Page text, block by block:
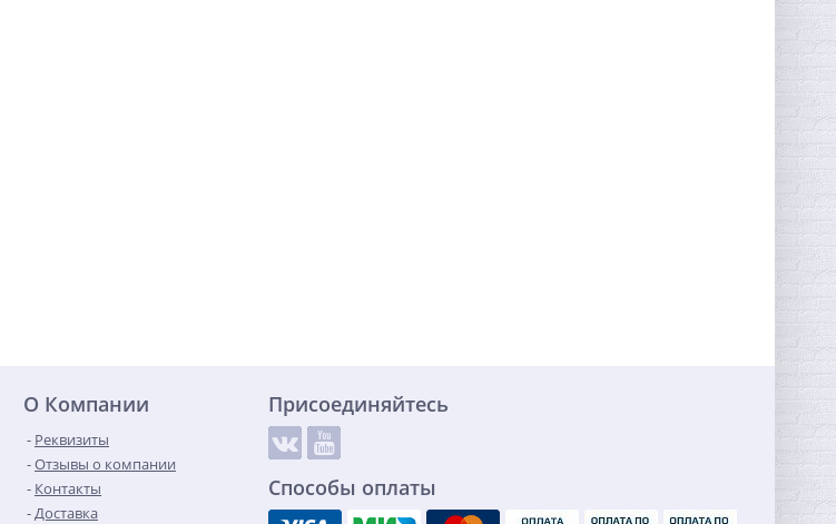
О Компании
Реквизиты
Отзывы о компании
Контакты
Доставка
Присоединяйтесь
Способы оплаты